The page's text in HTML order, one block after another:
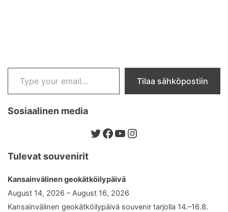
Type your email…
Tilaa sähköpostiin
Sosiaalinen media
Twitter
Facebook
YouTube
Instagram
Tulevat souvenirit
Kansainvälinen geokätköilypäivä
August 14, 2026 – August 16, 2026
Kansainvälinen geokätköilypäivä souvenir tarjolla 14.–16.8.